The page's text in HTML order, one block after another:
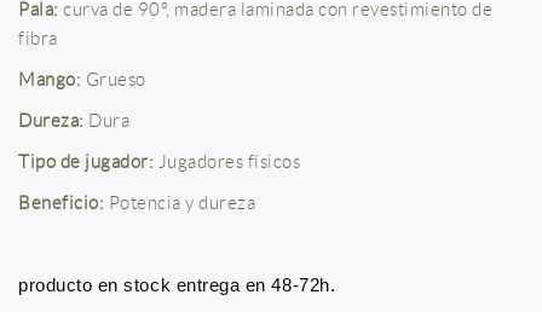
Pala: curva de 90º, madera laminada con revestimiento de
fibra
Mango: Grueso
Dureza: Dura
Tipo de jugador: Jugadores físicos
Beneficio: Potencia y dureza
producto en stock entrega en 48-72h.